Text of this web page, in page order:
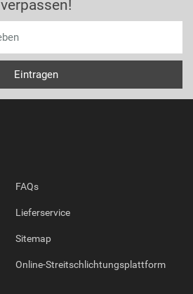
verpassen!
FAQs
Lieferservice
Sitemap
Online-Streitschlichtungsplattform